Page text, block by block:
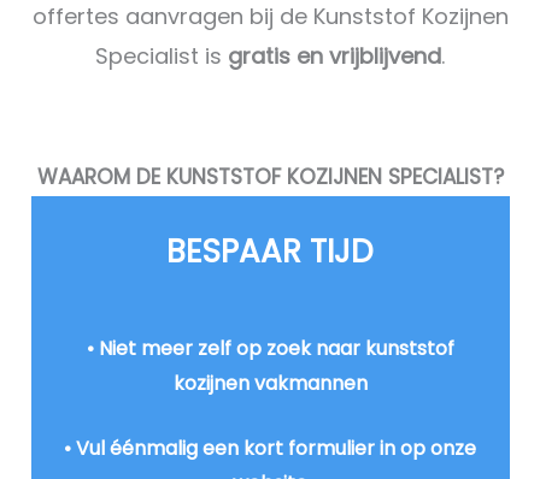
offertes aanvragen bij de Kunststof Kozijnen
Specialist is gratis en vrijblijvend.
WAAROM DE KUNSTSTOF KOZIJNEN SPECIALIST?
BESPAAR TIJD​
• Niet meer zelf op zoek naar kunststof
kozijnen vakmannen
• Vul éénmalig een kort formulier in op onze